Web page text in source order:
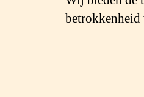
betrokkenheid